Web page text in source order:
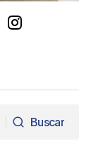
Buscar